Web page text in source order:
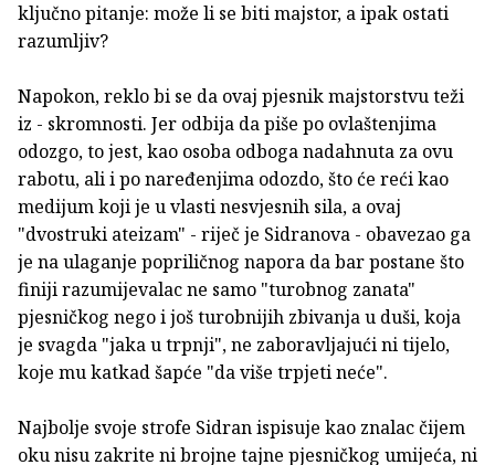
ključno pitanje: može li se biti majstor, a ipak ostati
razumljiv?
Napokon, reklo bi se da ovaj pjesnik majstorstvu teži
iz - skromnosti. Jer odbija da piše po ovlaštenjima
odozgo, to jest, kao osoba odboga nadahnuta za ovu
rabotu, ali i po naređenjima odozdo, što će reći kao
medijum koji je u vlasti nesvjesnih sila, a ovaj
"dvostruki ateizam" - riječ je Sidranova - obavezao ga
je na ulaganje popriličnog napora da bar postane što
finiji razumijevalac ne samo "turobnog zanata"
pjesničkog nego i još turobnijih zbivanja u duši, koja
je svagda "jaka u trpnji", ne zaboravljajući ni tijelo,
koje mu katkad šapće "da više trpjeti neće".
Najbolje svoje strofe Sidran ispisuje kao znalac čijem
oku nisu zakrite ni brojne tajne pjesničkog umijeća, ni